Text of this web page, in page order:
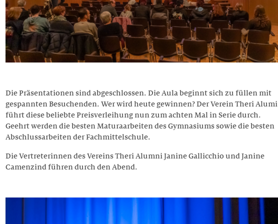
Die Präsentationen sind abgeschlossen. Die Aula beginnt sich zu füllen mit
gespannten Besuchenden. Wer wird heute gewinnen? Der Verein Theri Alumi
führt diese beliebte Preisverleihung nun zum achten Mal in Serie durch.
Geehrt werden die besten Maturaarbeiten des Gymnasiums sowie die besten
Abschlussarbeiten der Fachmittelschule.
Die Vertreterinnen des Vereins Theri Alumni Janine Gallicchio und Janine
Camenzind führen durch den Abend.